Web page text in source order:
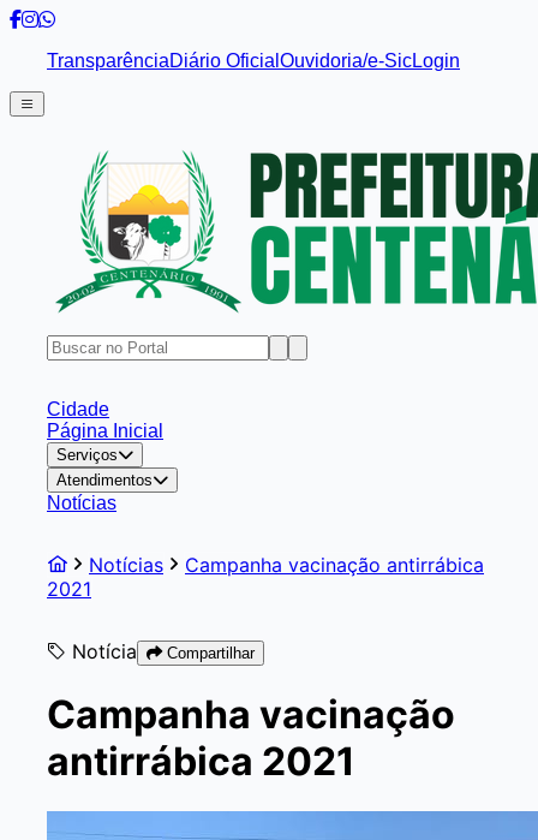
TransparênciaDiário Oficial Ouvidoria/e-SicLogin
Cidade
Página Inicial
Serviços
Atendimentos
Notícias
Notícias
Campanha vacinação antirrábica
2021
Notícia Compartilhar
Campanha vacinação
antirrábica 2021